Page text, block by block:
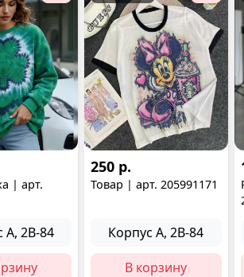
| арт.
А, 2В-84
250 р.
Товар | арт. 205991171
Корпус А, 2В-84
В корзину